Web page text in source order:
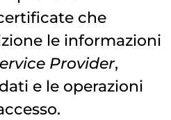
che
le informazioni
Provider,
e le operazioni